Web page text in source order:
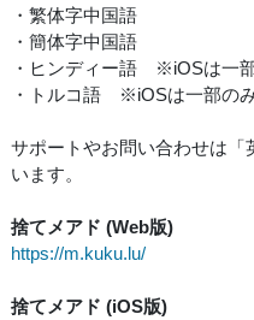
・繁体字中国語
・簡体字中国語
・ヒンディー語 ※iOSは一
・トルコ語 ※iOSは一部の
サポートやお問い合わせは「
います。
捨てメアド (Web版)
https://m.kuku.lu/
捨てメアド (iOS版)